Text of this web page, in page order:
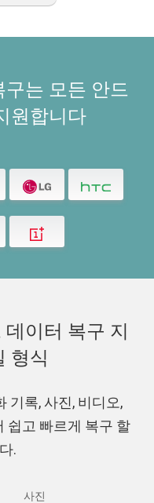
는 모든 안드
원합니다
이터 복구 지
형식
기록, 사진, 비디오,
쉽고 빠르게 복구 할
.
사진